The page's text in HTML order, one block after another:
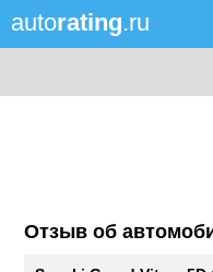
autorating.ru
Отзыв об